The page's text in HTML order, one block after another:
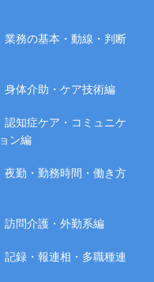
業務の基本・動線・判断
身体介助・ケア技術編
認知症ケア・コミュニケ
ン編
夜勤・勤務時間・働き方
訪問介護・外勤系編
記録・報連相・多職種連